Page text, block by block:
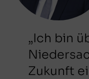
„Ich bin
Zukunft